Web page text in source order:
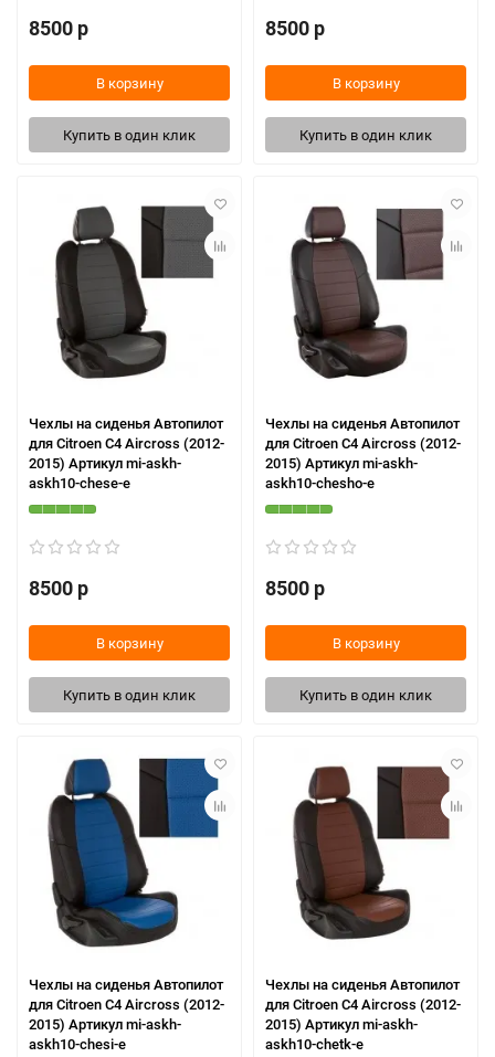
8500 р
В корзину
Купить в один клик
8500 р
В корзину
Купить в один клик
Чехлы на сиденья Автопилот
для Citroen C4 Aircross (2012-
2015) Артикул mi-askh-
askh10-chese-e
8500 р
В корзину
Купить в один клик
Чехлы на сиденья Автопилот
для Citroen C4 Aircross (2012-
2015) Артикул mi-askh-
askh10-chesho-e
8500 р
В корзину
Купить в один клик
Чехлы на сиденья Автопилот
для Citroen C4 Aircross (2012-
2015) Артикул mi-askh-
askh10-chesi-e
Чехлы на сиденья Автопилот
для Citroen C4 Aircross (2012-
2015) Артикул mi-askh-
askh10-chetk-e